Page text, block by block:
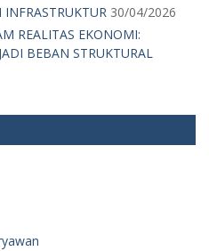
30/04/2026
REALITAS EKONOMI:
BEBAN STRUKTURAL